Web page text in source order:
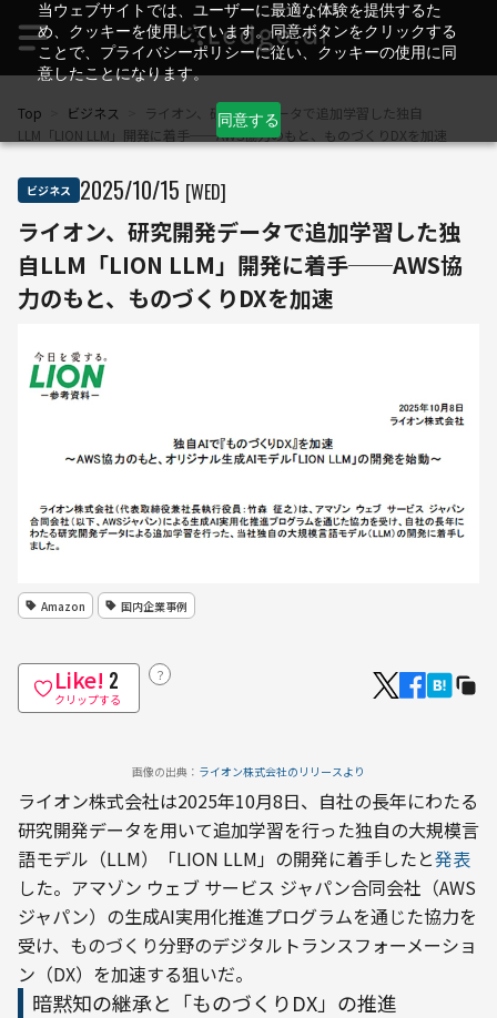
当ウェブサイトでは、ユーザーに最適な体験を提供するた
め、クッキーを使用しています。同意ボタンをクリックする
ことで、プライバシーポリシーに従い、クッキーの使用に同
意したことになります。
同意する
Top ビジネス
ライオン、研究開発データで追加学習した独自
LLM「LION LLM」開発に着手──AWS協力のもと、ものづくりDXを加速
ビジネス 2025/10/15 [WED]
ライオン、研究開発データで追加学習した独
自LLM「LION LLM」開発に着手──AWS協
力のもと、ものづくりDXを加速
Amazon 国内企業事例
Like! 2
クリップする
？
画像の出典： ライオン株式会社のリリースより
ライオン株式会社は2025年10月8日、自社の長年にわたる
研究開発データを用いて追加学習を行った独自の大規模言
語モデル（LLM）「LION LLM」の開発に着手したと発表
した。アマゾン ウェブ サービス ジャパン合同会社（AWS
ジャパン）の生成AI実用化推進プログラムを通じた協力を
受け、ものづくり分野のデジタルトランスフォーメーショ
ン（DX）を加速する狙いだ。
暗黙知の継承と「ものづくりDX」の推進